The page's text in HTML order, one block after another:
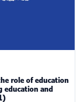
role of education
education and